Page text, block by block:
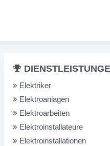
Elektriker
Elektroanlagen
Elektroarbeiten
Elektroinstallateure
Elektroinstallationen